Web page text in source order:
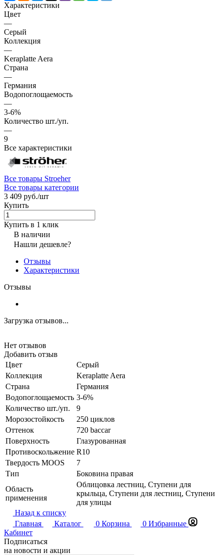
Характеристики
Цвет
—
Серый
Коллекция
—
Keraplatte Aera
Страна
—
Германия
Водопоглощаемость
—
3-6%
Количество шт./уп.
—
9
Все характеристики
Все товары Stroeher
Все товары категории
3 409 руб./шт
Купить
Купить в 1 клик
В наличии
Нашли дешевле?
Отзывы
Характеристики
Отзывы
Загрузка отзывов...
Нет отзывов
Добавить отзыв
Цвет
Серый
Коллекция
Keraplatte Aera
Страна
Германия
Водопоглощаемость 3-6%
Количество шт./уп.
9
Морозостойкость
250 циклов
Оттенок
720 baccar
Поверхность
Глазурованная
Противоскольжение R10
Твердость MOOS
7
Тип
Боковина правая
Область
применения
Облицовка лестниц, Ступени для
крыльца, Ступени для лестниц, Ступени
для улицы
Назад к списку
Главная
Каталог 0 Корзина 0 Избранные
Кабинет
Подписаться
на новости и акции